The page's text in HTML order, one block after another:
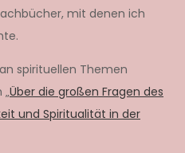
mit denen ich
spirituellen Themen
„Über die großen Fragen des
und Spiritualität in der